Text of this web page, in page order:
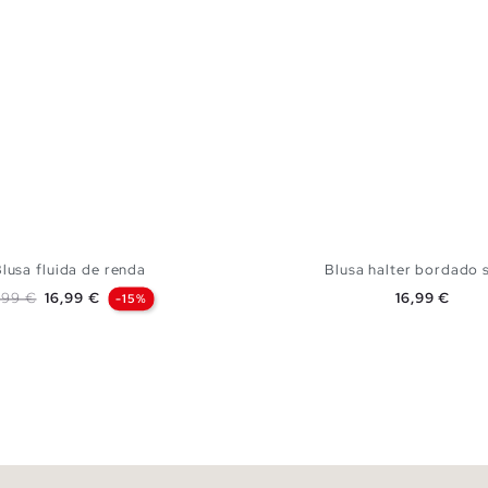
fluida de renda
normal
€ Preço
16,99 € -15%
Blusa halter bordado
Preço
16,99 €